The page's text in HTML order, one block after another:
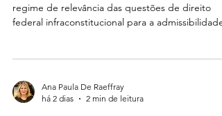
regime de relevância das questões de direito
federal infraconstitucional para a admissibilidade
jurídica, econômica, política ou social,
transcendendo os interesses das partes. 📌
Ana Paula De Raeffray
há 2 dias
2 min de leitura